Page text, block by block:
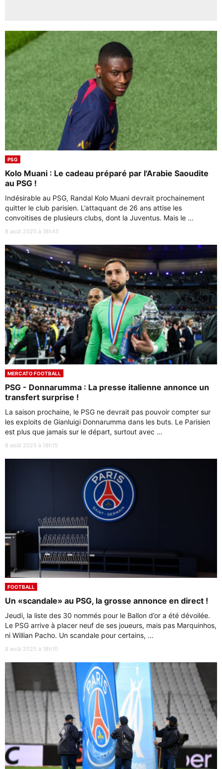
PSG
Kolo Muani : Le cadeau préparé par l'Arabie Saoudite
au PSG !
Indésirable au PSG, Randal Kolo Muani devrait prochainement
quitter le club parisien. L’attaquant de 26 ans attise les
convoitises de plusieurs clubs, dont la Juventus. Mais le ...
8 août 2025 à 18h45
MERCATO FOOTBALL
PSG - Donnarumma : La presse italienne annonce un
transfert surprise !
La saison prochaine, le PSG ne devrait pas pouvoir compter sur
les exploits de Gianluigi Donnarumma dans les buts. Le Parisien
est plus que jamais sur le départ, surtout avec ...
8 août 2025 à 18h15
FOOTBALL
Un «scandale» au PSG, la grosse annonce en direct !
Jeudi, la liste des 30 nommés pour le Ballon d’or a été dévoilée.
Le PSG arrive à placer neuf de ses joueurs, mais pas Marquinhos,
ni Willian Pacho. Un scandale pour certains, ...
8 août 2025 à 18h10